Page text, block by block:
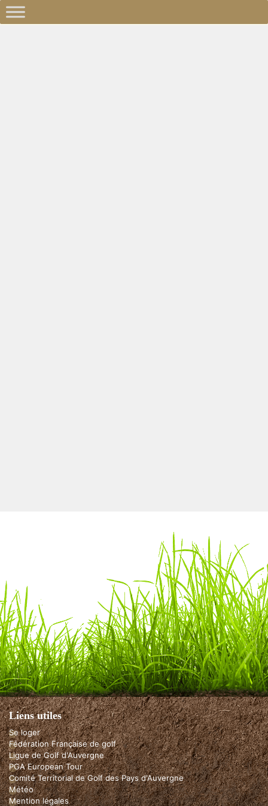
Liens utiles
Se loger
Fédération Française de golf
Ligue de Golf d'Auvergne
PGA European Tour
Comité Territorial de Golf des Pays d'Auvergne
Météo
Mention légales